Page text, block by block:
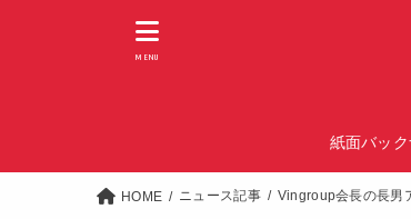
紙面バッ
MENU
HOME ニュース記事 Vingroup会長の長男